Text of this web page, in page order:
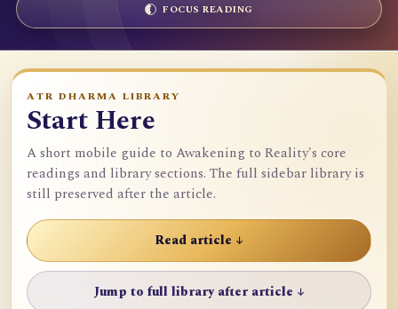
FOCUS READING
ATR DHARMA LIBRARY
Start Here
A short mobile guide to Awakening to Reality's core
readings and library sections. The full sidebar library is
still preserved after the article.
Read article ↓
Jump to full library after article ↓